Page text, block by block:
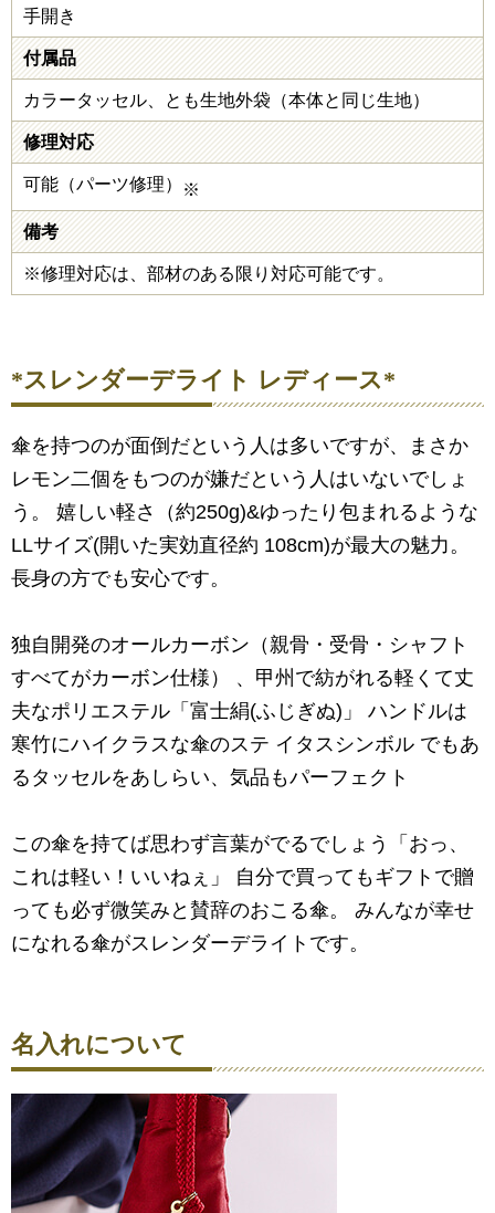
手開き
付属品
カラータッセル、とも生地外袋（本体と同じ生地）
修理対応
可能（パーツ修理） ※
備考
※修理対応は、部材のある限り対応可能です。
*スレンダーデライト レディース*
傘を持つのが面倒だという人は多いですが、まさか
レモン二個をもつのが嫌だという人はいないでしょ
う。 嬉しい軽さ（約250g)&ゆったり包まれるような
LLサイズ(開いた実効直径約 108cm)が最大の魅力。
長身の方でも安心です。
独自開発のオールカーボン（親骨・受骨・シャフト
すべてがカーボン仕様） 、甲州で紡がれる軽くて丈
夫なポリエステル「富士絹(ふじぎぬ)」 ハンドルは
寒竹にハイクラスな傘のステ イタスシンボル でもあ
るタッセルをあしらい、気品もパーフェクト
この傘を持てば思わず言葉がでるでしょう「おっ、
これは軽い！いいねぇ」 自分で買ってもギフトで贈
っても必ず微笑みと賛辞のおこる傘。 みんなが幸せ
になれる傘がスレンダーデライトです。
名入れについて